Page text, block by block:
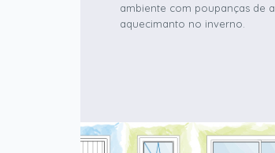
ambiente com poupanças de
aquecimanto no inverno.